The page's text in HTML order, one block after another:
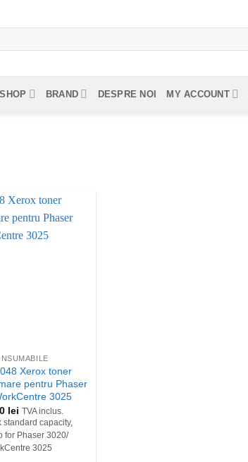
SHOP BRAND DESPRE NOI MY ACCOUNT
Xerox toner
pentru Phaser
3025
lei
TVA inclus.
standard capacity,
for Phaser 3020/
3025